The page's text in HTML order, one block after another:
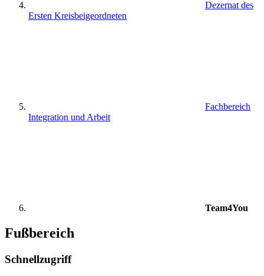
Dezernat des
Ersten Kreisbeigeordneten
Fachbereich
Integration und Arbeit
Team4You
Fußbereich
Schnellzugriff